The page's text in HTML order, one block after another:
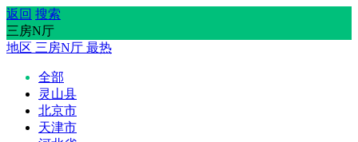
返回 搜索
三房N厅
地区 三房N厅 最热
全部
灵山县
北京市
天津市